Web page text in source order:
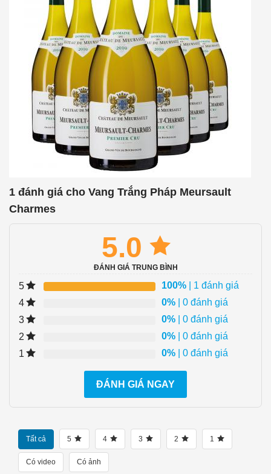
1 đánh giá cho Vang Trắng Pháp Meursault
Charmes
5.0
ĐÁNH GIÁ TRUNG BÌNH
5 100% | 1 đánh giá
4
0% | 0 đánh giá
3
0% | 0 đánh giá
2
0% | 0 đánh giá
1
0% | 0 đánh giá
ĐÁNH GIÁ NGAY
Tất cả 5 4 3 2 1
Có video Có ảnh